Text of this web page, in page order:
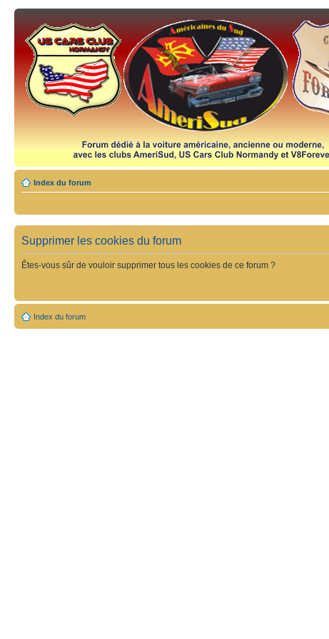
Index du forum
Supprimer les cookies du forum
Êtes-vous sûr de vouloir supprimer tous les cookies de ce forum ?
Index du forum